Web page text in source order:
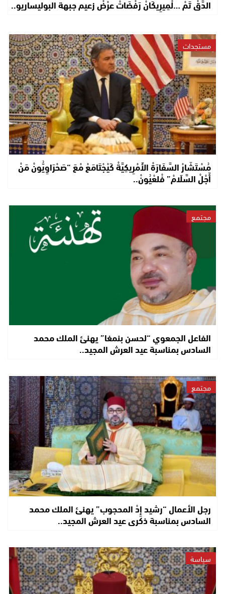
الدَّقْ تَمْ …لْمِيرِيكَانْ رَفْضَاتْ عرْضْ زعيم جبهة البوليساريو..
مستجدات
مُسْتَشَارْ السَّفَارَةْ الأَمْرِيكِيَّةْ كَيْجْتَامَعْ مْعَ “صَحْرَاوِيُّونْ مَنْ
أَجْلْ السَّلَامْ” فْلعْيُونْ..
مجتمع
الفاعل الجمعوي “لحسن بنمغا” يهنئ الملك محمد
السادس بمناسبة عيد العرش المجيد..
مجتمع
رجل الأعمال “رشيد إِدْ المحجوب” يهنئ الملك محمد
السادس بمناسبة ذكرى عيد العرش المجيد..
سياسة